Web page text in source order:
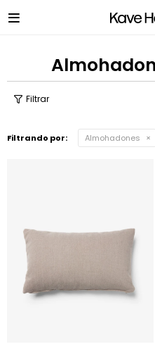

Filtrando por: Almohadones